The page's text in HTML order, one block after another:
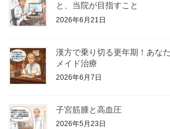
と、当院が目指すこと
2026年6月21日
漢方で乗り切る更年期！あな
メイド治療
2026年6月7日
子宮筋腫と高血圧
2026年5月23日